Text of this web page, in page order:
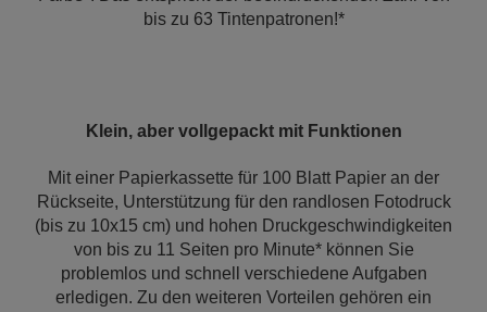
bis zu 63 Tintenpatronen!*
Klein, aber vollgepackt mit Funktionen
Mit einer Papierkassette für 100 Blatt Papier an der
Rückseite, Unterstützung für den randlosen Fotodruck
(bis zu 10x15 cm) und hohen Druckgeschwindigkeiten
von bis zu 11 Seiten pro Minute* können Sie
problemlos und schnell verschiedene Aufgaben
erledigen. Zu den weiteren Vorteilen gehören ein